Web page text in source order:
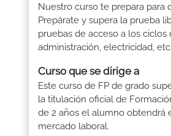
Nuestro curso te prepara para
Prepárate y supera la prueba
pruebas de acceso a los
administración, electricidad,
Curso que se dirige a
Este curso de FP de grado
la titulación oficial de
de 2 años el alumno obtendrá
mercado laboral.